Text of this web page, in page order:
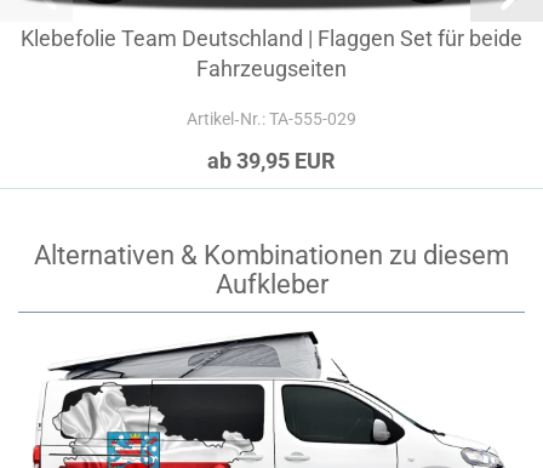
Klebefolie Team Deutschland | Flaggen Set für beide
Fahrzeugseiten
Artikel‑Nr.: TA-555-029
ab 39,95 EUR
Alternativen & Kombinationen zu diesem
Aufkleber